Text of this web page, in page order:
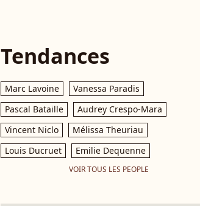
Tendances
Marc Lavoine
Vanessa Paradis
Pascal Bataille
Audrey Crespo-Mara
Vincent Niclo
Mélissa Theuriau
Louis Ducruet
Emilie Dequenne
VOIR TOUS LES PEOPLE